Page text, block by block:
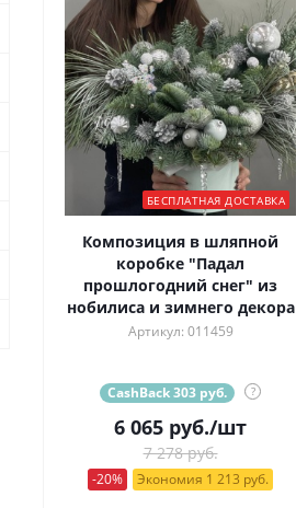
БЕСПЛАТНАЯ ДОСТАВКА
Композиция в шляпной
коробке "Падал
прошлогодний снег" из
нобилиса и зимнего декора
Артикул: 011459
CashBack 303 руб. ?
6 065 руб./шт
7 278 руб.
-20% Экономия 1 213 руб.